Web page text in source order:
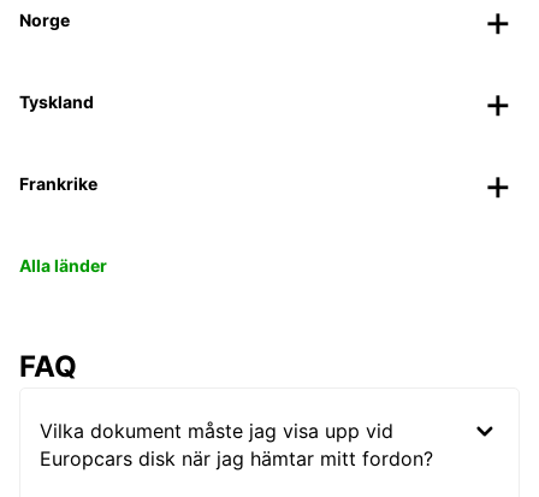
Norge
Tyskland
Frankrike
Alla länder
FAQ
Vilka dokument måste jag visa upp vid
Europcars disk när jag hämtar mitt fordon?